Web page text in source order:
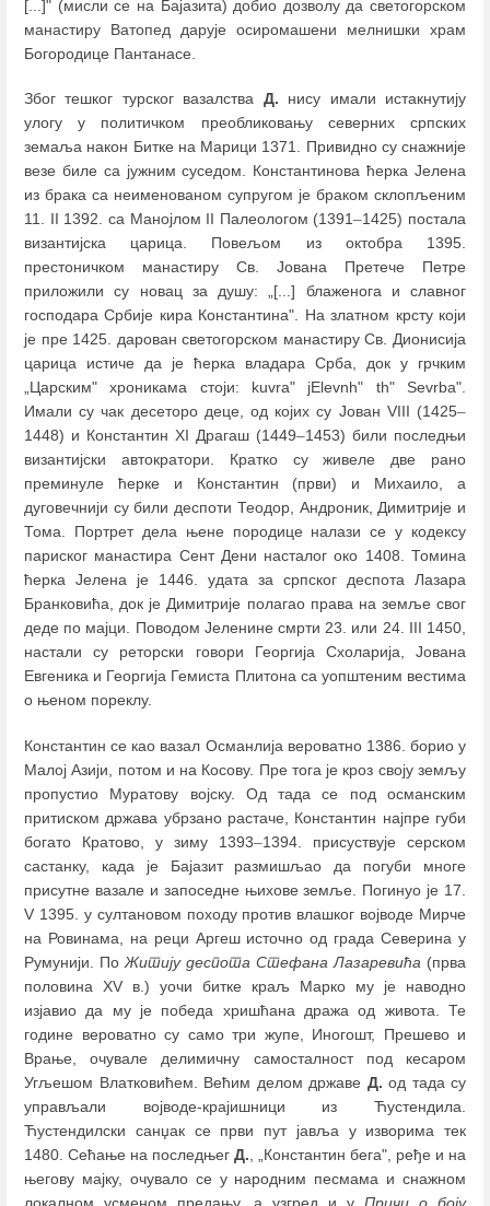
[...]" (мисли се на Бајазита) добио дозволу да светогорском
манастиру Ватопед дарује осиромашени мелнишки храм
Богородице Пантанасе.
Због тешког турског вазалства Д. нису имали истакнутију
улогу у политичком преобликовању северних српских
земаља након Битке на Марици 1371. Привидно су снажније
везе биле са јужним суседом. Константинова ћерка Јелена
из брака са неименованом супругом је браком склопљеним
11. II 1392. са Манојлом II Палеологом (1391–1425) постала
византијска царица. Повељом из октобра 1395.
престоничком манастиру Св. Јована Претече Петре
приложили су новац за душу: „[...] блаженога и славног
господара Србије кира Константина". На златном крсту који
је пре 1425. дарован светогорском манастиру Св. Дионисија
царица истиче да је ћерка владара Срба, док у грчким
„Царским" хроникама стоји: kuvra" jElevnh" th" Sevrba".
Имали су чак десеторо деце, од којих су Јован VIII (1425–
1448) и Константин XI Драгаш (1449–1453) били последњи
византијски автократори. Кратко су живеле две рано
преминуле ћерке и Константин (први) и Михаило, а
дуговечнији су били деспоти Теодор, Андроник, Димитрије и
Тома. Портрет дела њене породице налази се у кодексу
париског манастира Сент Дени насталог око 1408. Томина
ћерка Јелена је 1446. удата за српског деспота Лазара
Бранковића, док је Димитрије полагао права на земље свог
деде по мајци. Поводом Јеленине смрти 23. или 24. III 1450,
настали су реторски говори Георгија Схоларија, Јована
Евгеника и Георгија Гемиста Плитона са уопштеним вестима
о њеном пореклу.
Константин се као вазал Османлија вероватно 1386. борио у
Малој Азији, потом и на Косову. Пре тога је кроз своју земљу
пропустио Муратову војску. Од тада се под османским
притиском држава убрзано растаче, Константин најпре губи
богато Кратово, у зиму 1393–1394. присуствује серском
састанку, када је Бајазит размишљао да погуби многе
присутне вазале и запоседне њихове земље. Погинуо је 17.
V 1395. у султановом походу против влашког војводе Мирче
на Ровинама, на реци Аргеш источно од града Северина у
Румунији. По Житију деспота Стефана Лазаревића (прва
половина XV в.) уочи битке краљ Марко му је наводно
изјавио да му је победа хришћана дража од живота. Те
године вероватно су само три жупе, Иногошт, Прешево и
Врање, очувале делимичну самосталност под кесаром
Угљешом Влатковићем. Већим делом државе Д. од тада су
управљали војводе-крајишници из Ћустендила.
Ћустендилски санџак се први пут јавља у изворима тек
1480. Сећање на последњег Д. , „Константин бега", ређе и на
његову мајку, очувало се у народним песмама и снажном
локалном усменом предању, а узгред и у Причи о боју